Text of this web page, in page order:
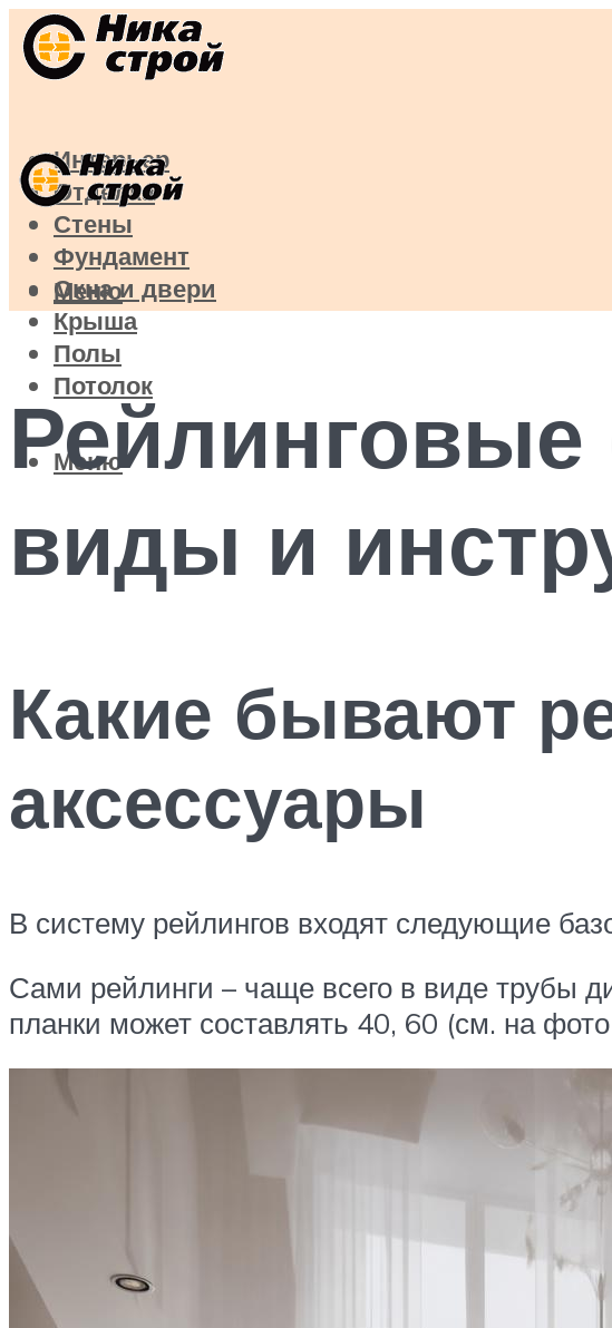
Интерьер
Отделка
Стены
Фундамент
Окна и двери
Крыша
Полы
Потолок
Меню
Меню
виды и
Какие бывают
аксессуары
В систему рейлингов входят следующие
Сами рейлинги – чаще всего в виде трубы
планки может составлять 40, 60 (см. на